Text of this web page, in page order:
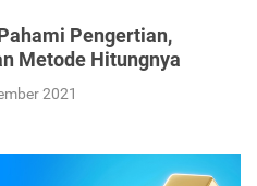
Pengertian,
Metode Hitungnya
2021